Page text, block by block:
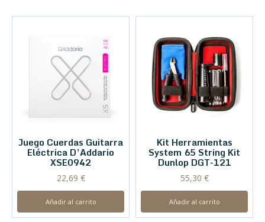
Juego Cuerdas Guitarra
Eléctrica D’Addario
XSE0942
22,69 €
Añadir al carrito
Kit Herramientas
System 65 String Kit
Dunlop DGT-121
55,30 €
Añadir al carrito